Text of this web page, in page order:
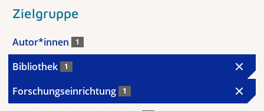
Zielgruppe
Autor*innen 1
Bibliothek 1
Forschungseinrichtung 1